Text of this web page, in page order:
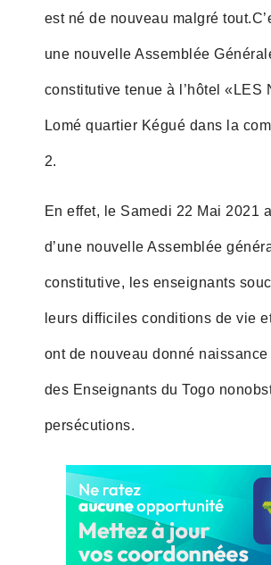
est né de nouveau malgré
une nouvelle Assemblée
constitutive tenue à l’hôtel «LES
Lomé quartier Kégué dans la
2.
En effet, le Samedi 22 Mai 2021
d’une nouvelle Assemblée
constitutive, les enseignants
leurs difficiles conditions de vie
ont de nouveau donné
des Enseignants du Togo
persécutions.